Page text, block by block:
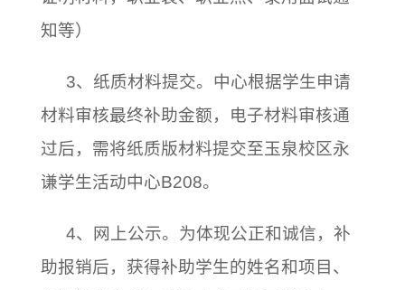
知等）
3、纸质材料提交。中心根据学生申请
材料审核最终补助金额，电子材料审核通
过后，需将纸质版材料提交至玉泉校区永
谦学生活动中心B208。
4、网上公示。为体现公正和诚信，补
助报销后，获得补助学生的姓名和项目、